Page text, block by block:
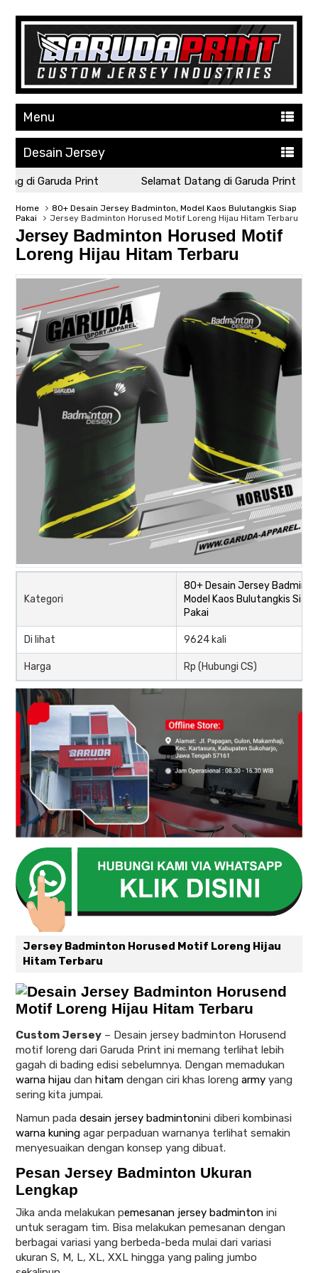
Menu
Desain Jersey
di Garuda Print Selamat Datang di Garuda Print
Home
80+ Desain Jersey Badminton, Model Kaos Bulutangkis Siap
Pakai
Jersey Badminton Horused Motif Loreng Hijau Hitam Terbaru
Jersey Badminton Horused Motif
Loreng Hijau Hitam Terbaru
Kategori
80+ Desain Jersey
Model Kaos Bulutangkis Siap
Pakai
Di lihat 9624 kali
Harga Rp (Hubungi CS)
Jersey Badminton Horused Motif Loreng Hijau
Hitam Terbaru
Custom Jersey – Desain jersey badminton Horusend
motif loreng dari Garuda Print ini memang terlihat lebih
gagah di bading edisi sebelumnya. Dengan memadukan
warna hijau dan hitam dengan ciri khas loreng army yang
sering kita jumpai.
Namun pada desain jersey badmintonini diberi kombinasi
warna kuning agar perpaduan warnanya terlihat semakin
menyesuaikan dengan konsep yang dibuat.
Pesan Jersey Badminton Ukuran
Lengkap
Jika anda melakukan pemesanan jersey badminton ini
untuk seragam tim. Bisa melakukan pemesanan dengan
berbagai variasi yang berbeda-beda mulai dari variasi
ukuran S, M, L, XL, XXL hingga yang paling jumbo